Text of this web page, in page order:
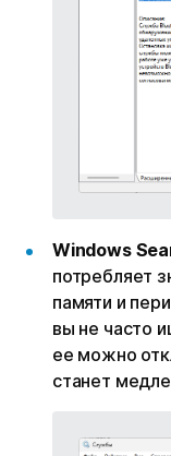
Windows
потребляет
памяти и
вы не часто
ее можно
станет